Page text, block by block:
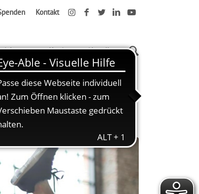
Kontakt
Karriere Aktuelles
sparen bei der AWO Heidelberg